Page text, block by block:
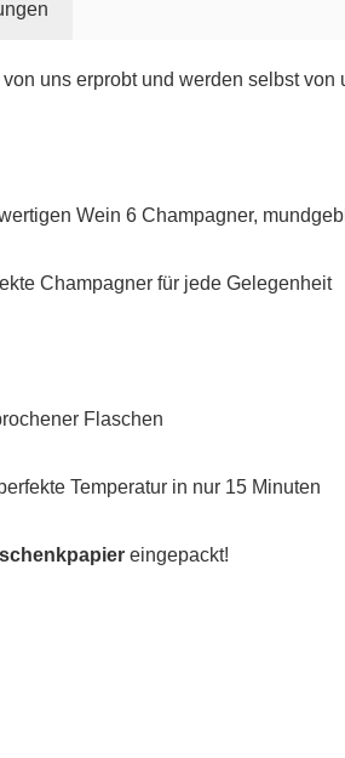
uns erprobt und werden selbst
Wein 6 Champagner,
Champagner für jede Gelegenheit
Flaschen
Temperatur in nur 15 Minuten
eingepackt!